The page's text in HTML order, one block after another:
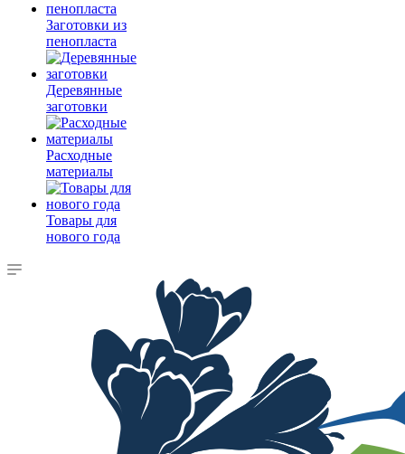
Заготовки из
пенопласта
Деревянные
заготовки
Расходные
материалы
Товары для
нового года